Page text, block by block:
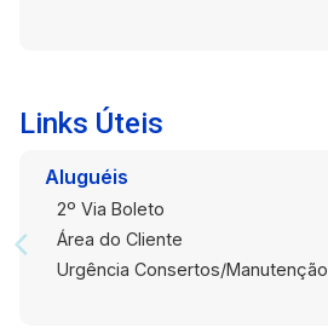
Links Úteis
Aluguéis
2º Via Boleto
Área do Cliente
Urgência Consertos/Manutenção